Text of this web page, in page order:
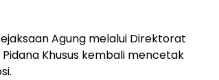
Agung melalui Direktorat
Khusus kembali mencetak